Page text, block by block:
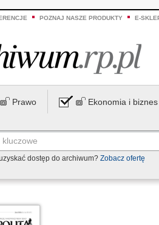
POZNAJ NASZE PRODUKTY E-
Prawo Ekonomia i biznes
dostęp do archiwum? Zobacz ofertę